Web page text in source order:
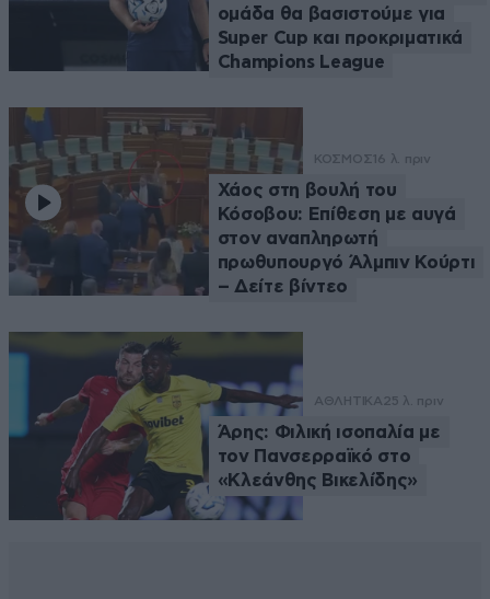
ομάδα θα βασιστούμε για
Super Cup και προκριματικά
Champions League
ΚΟΣΜΟΣ 16 λ. πριν
Χάος στη βουλή του
Κόσοβου: Επίθεση με αυγά
στον αναπληρωτή
πρωθυπουργό Άλμπιν Κούρτι
– Δείτε βίντεο
ΑΘΛΗΤΙΚΑ 25 λ. πριν
Άρης: Φιλική ισοπαλία με
τον Πανσερραϊκό στο
«Κλεάνθης Βικελίδης»